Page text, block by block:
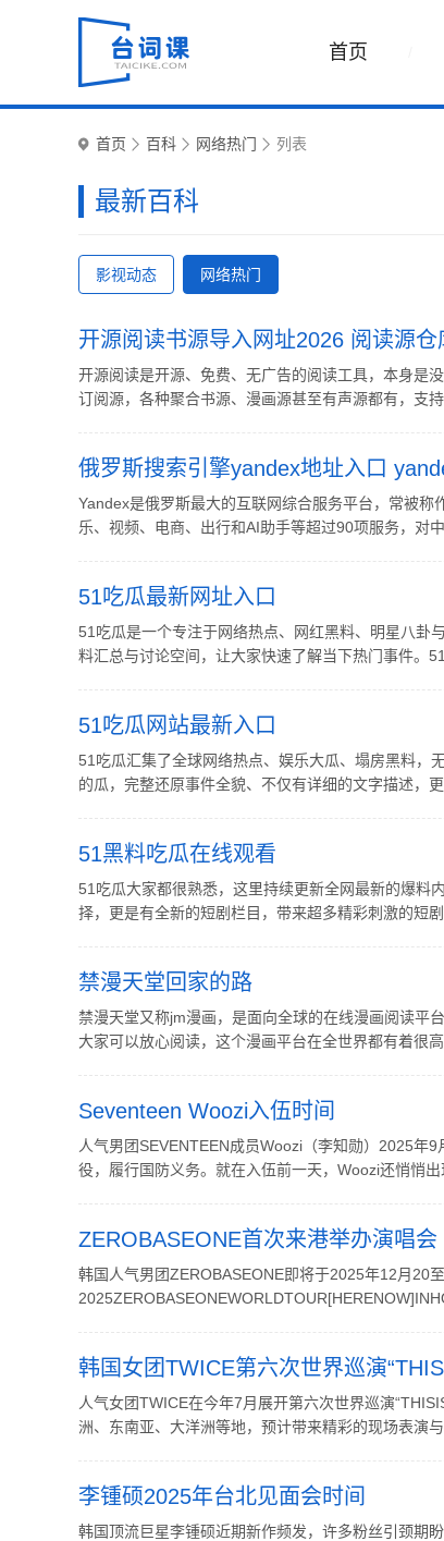
首页
首页 百科 网络热门 列表
最新百科
影视动态 网络热门
开源阅读书源导入网址2026 阅读源
开源阅读是开源、免费、无广告的阅读工具，本身是
订阅源，各种聚合书源、漫画源甚至有声源都有，支
俄罗斯搜索引擎yandex地址入口
Yandex是俄罗斯最大的互联网综合服务平台，常被
乐、视频、电商、出行和AI助手等超过90项服务，对
51吃瓜最新网址入口
51吃瓜是一个专注于网络热点、网红黑料、明星八卦
料汇总与讨论空间，让大家快速了解当下热门事件。
51吃瓜网站最新入口
51吃瓜汇集了全球网络热点、娱乐大瓜、塌房黑料，
的瓜，完整还原事件全貌、不仅有详细的文字描述，
51黑料吃瓜在线观看
51吃瓜大家都很熟悉，这里持续更新全网最新的爆料
择，更是有全新的短剧栏目，带来超多精彩刺激的短
禁漫天堂回家的路
禁漫天堂又称jm漫画，是面向全球的在线漫画阅读平
大家可以放心阅读，这个漫画平台在全世界都有着很
Seventeen Woozi入伍时间
人气男团SEVENTEEN成员Woozi（李知勋）2025年
役，履行国防义务。就在入伍前一天，Woozi还悄悄
ZEROBASEONE首次来港举办演唱会
韩国人气男团ZEROBASEONE即将于2025年12月20
韩国女团TWICE第六次世界巡演
人气女团TWICE在今年7月展开第六次世界巡演
洲、东南亚、大洋洲等地，预计带来精彩的现场表演
李锺硕2025年台北见面会时间
韩国顶流巨星李锺硕近期新作频发，许多粉丝引颈期